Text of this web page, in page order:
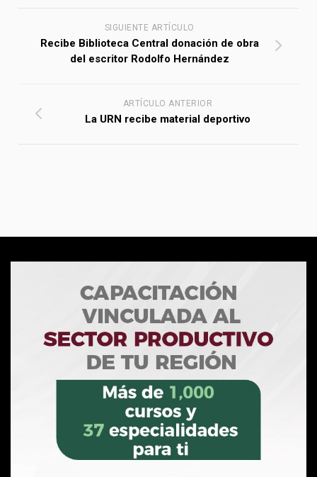
SIGUIENTE ARTÍCULO
Recibe Biblioteca Central donación de obra
del escritor Rodolfo Hernández
ARTÍCULO ANTERIOR
La URN recibe material deportivo